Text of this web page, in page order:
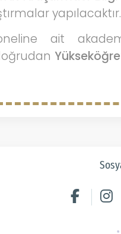
yapılacaktır.
ait